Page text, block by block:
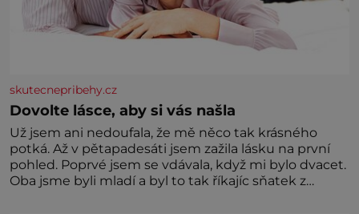
skutecnepribehy.cz
Dovolte lásce, aby si vás našla
Už jsem ani nedoufala, že mě něco tak krásného
potká. Až v pětapadesáti jsem zažila lásku na první
pohled. Poprvé jsem se vdávala, když mi bylo dvacet.
Oba jsme byli mladí a byl to tak říkajíc sňatek z